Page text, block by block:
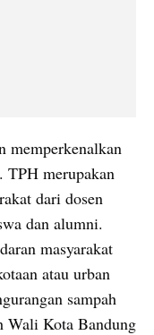
memperkenalkan
TPH merupakan
dari dosen
dan alumni.
masyarakat
atau urban
sampah
Wali Kota Bandung